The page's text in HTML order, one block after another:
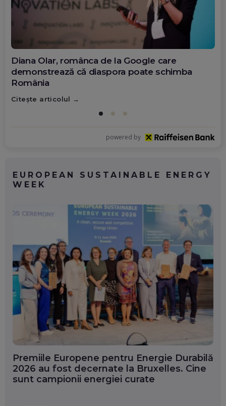
Diana Olar, românca de la Google care
demonstrează că diaspora poate schimba
România
Citește articolul
powered by
EUROPEAN SUSTAINABLE ENERGY
WEEK
Premiile Europene pentru Energie Durabilă
2026 au fost decernate la Bruxelles. Cine
sunt campionii energiei curate